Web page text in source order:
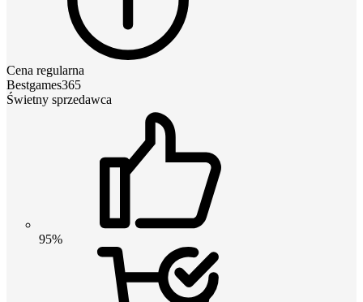
Cena regularna
Bestgames365
Świetny sprzedawca
95%